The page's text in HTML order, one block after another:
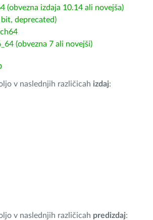
(obvezna izdaja 10.14 ali novejša)
deprecated)
(obvezna 7 ali novejši)
v naslednjih različicah izdaj:
v naslednjih različicah predizdaj: